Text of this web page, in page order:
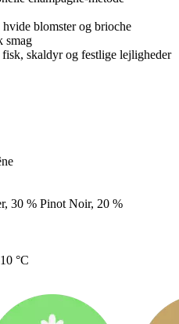
blomster og brioche
smag
skaldyr og festlige lejligheder
30 % Pinot Noir, 20 %
°C